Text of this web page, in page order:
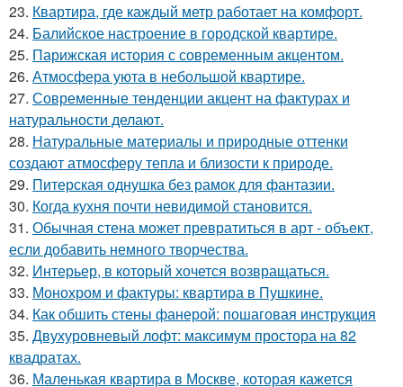
23. Квартира, где каждый метр работает на комфорт.
24. Балийское настроение в городской квартире.
25. Парижская история с современным акцентом.
26. Атмосфера уюта в небольшой квартире.
27. Современные тенденции акцент на фактурах и
натуральности делают.
28. Натуральные материалы и природные оттенки
создают атмосферу тепла и близости к природе.
29. Питерская однушка без рамок для фантазии.
30. Когда кухня почти невидимой становится.
31. Обычная стена может превратиться в арт - объект,
если добавить немного творчества.
32. Интерьер, в который хочется возвращаться.
33. Монохром и фактуры: квартира в Пушкине.
34. Как обшить стены фанерой: пошаговая инструкция
35. Двухуровневый лофт: максимум простора на 82
квадратах.
36. Маленькая квартира в Москве, которая кажется